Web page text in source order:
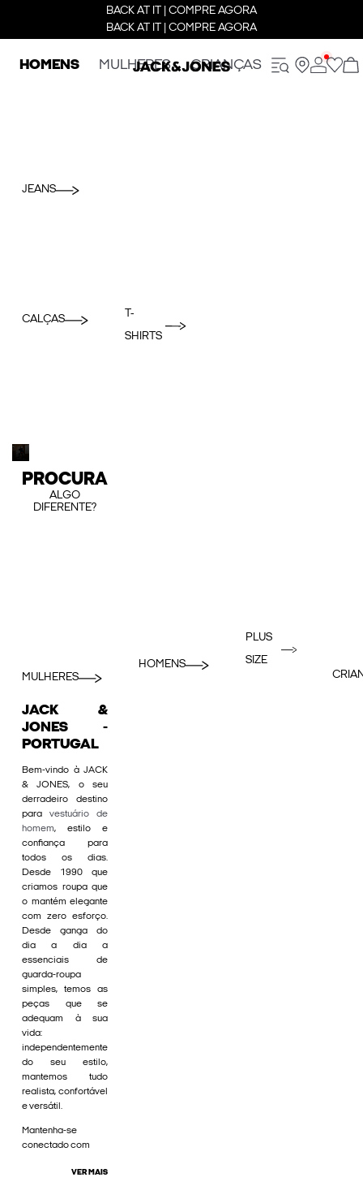
BACK AT IT | COMPRE AGORA
BACK AT IT | COMPRE AGORA
HOMENS MULHERES CRIANÇAS
JEANS
CALÇAS
T-
SHIRTS
PROCURA
ALGO
DIFERENTE?
MULHERES
HOMENS
PLUS
SIZE
JACK &
JONES -
PORTUGAL
Bem-vindo à JACK
& JONES, o seu
derradeiro destino
para vestuário de
homem, estilo e
confiança para
todos os dias.
Desde 1990 que
criamos roupa que
o mantém elegante
com zero esforço.
Desde ganga do
dia a dia a
essenciais de
guarda-roupa
simples, temos as
peças que se
adequam à sua
vida:
independentemente
do seu estilo,
mantemos tudo
realista, confortável
e versátil.
Mantenha-se
conectado com
VER MAIS